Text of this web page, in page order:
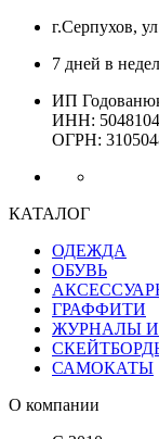
г.Серпухов,
7 дней в
ИП
ИНН:
ОГРН:
КАТАЛОГ
ОДЕЖДА
ОБУВЬ
ГРАФФИТИ
ЖУРНАЛЫ
САМОКАТЫ
О компании